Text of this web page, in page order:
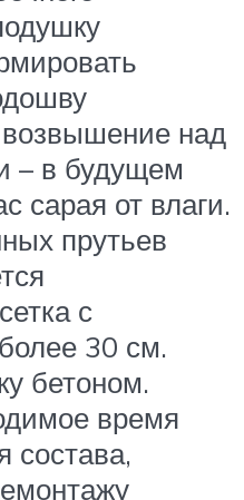
над
– в будущем
сарая от влаги.
прутьев
с
30 см.
бетоном.
время
состава,